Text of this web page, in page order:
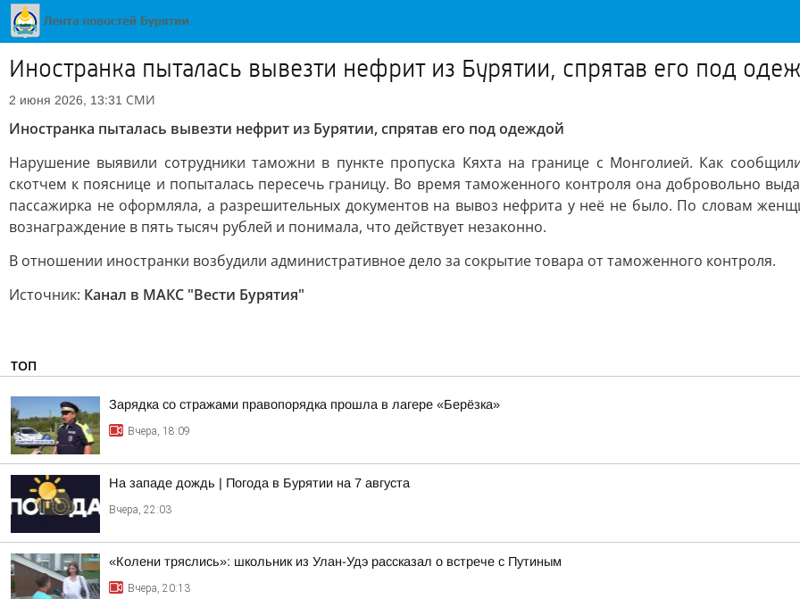
Иностранка пыталась вывезти нефрит из Бурятии, спрятав его под
2 июня 2026, 13:31 СМИ
Иностранка пыталась вывезти нефрит из Бурятии, спрятав его под одеждой
Нарушение выявили сотрудники таможни в пункте пропуска Кяхта на границе с Монголией. Как
скотчем к пояснице и попыталась пересечь границу. Во время таможенного контроля она добровольно
пассажирка не оформляла, а разрешительных документов на вывоз нефрита у неё не было. По словам
вознаграждение в пять тысяч рублей и понимала, что действует незаконно.
В отношении иностранки возбудили административное дело за сокрытие товара от таможенного контроля.
Источник: Канал в МАКС "Вести Бурятия"
ТОП
Зарядка со стражами правопорядка прошла в лагере «Берёзка»
Вчера, 18:09
На западе дождь | Погода в Бурятии на 7 августа
Вчера, 22:03
«Колени тряслись»: школьник из Улан-Удэ рассказал о встрече с Путиным
Вчера, 20:13